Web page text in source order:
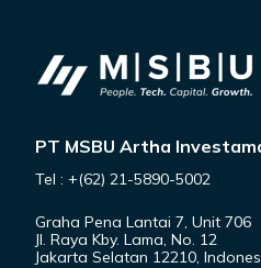
PT MSBU Artha
Tel : +(62) 21-5890-5002
Graha Pena Lantai 7, Unit 706
Jl. Raya Kby. Lama, No. 12
Jakarta Selatan 12210,